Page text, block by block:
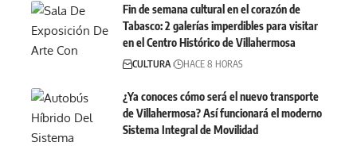
Fin de semana cultural en el corazón de
Tabasco: 2 galerías imperdibles para visitar
en el Centro Histórico de Villahermosa
CULTURA HACE 8 HORAS
¿Ya conoces cómo será el nuevo transporte
de Villahermosa? Así funcionará el moderno
Sistema Integral de Movilidad